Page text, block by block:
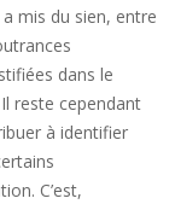
a mis du sien, entre
dans le
reste cependant
à identifier
C’est,